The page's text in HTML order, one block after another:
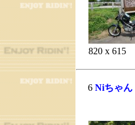
820 x 615
6 Niちゃん